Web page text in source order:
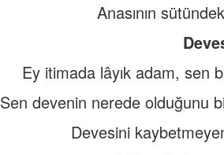
Anasının
Ey itimada lâyık adam, sen
Sen devenin nerede olduğunu
Devesini